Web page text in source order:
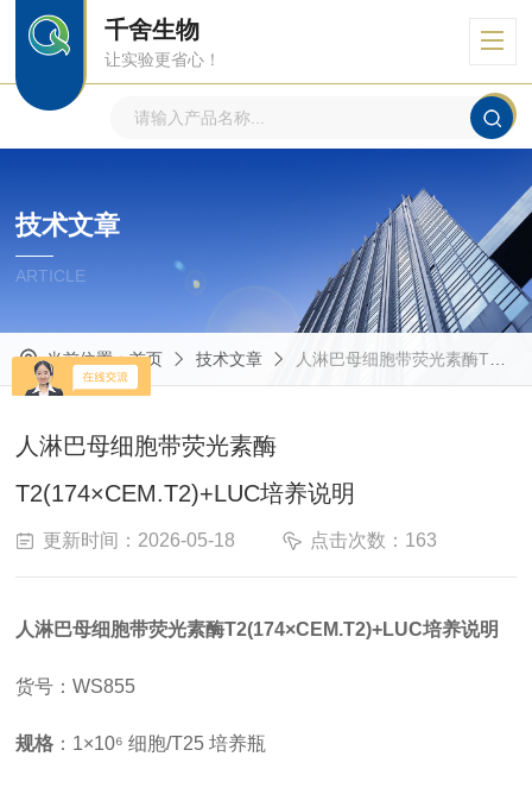
千舍生物
让实验更省心！
技术文章
ARTICLE
当前位置：首页 技术文章 人淋巴母细胞带荧光素酶T2(174×CEM.T2)+LUC培养说明
人淋巴母细胞带荧光素酶
T2(174×CEM.T2)+LUC培养说明
更新时间：2026-05-18 点击次数：163
人淋巴母细胞带荧光素酶T2(174×CEM.T2)+LUC培养说明
货号：WS855
规格 ： 1×10⁶ 细胞/T25 培养瓶